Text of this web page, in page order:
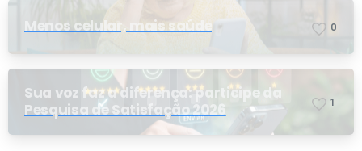
Menos celular, mais saúde 0
Sua voz faz a diferença: participe da
Pesquisa de Satisfação 2026
1